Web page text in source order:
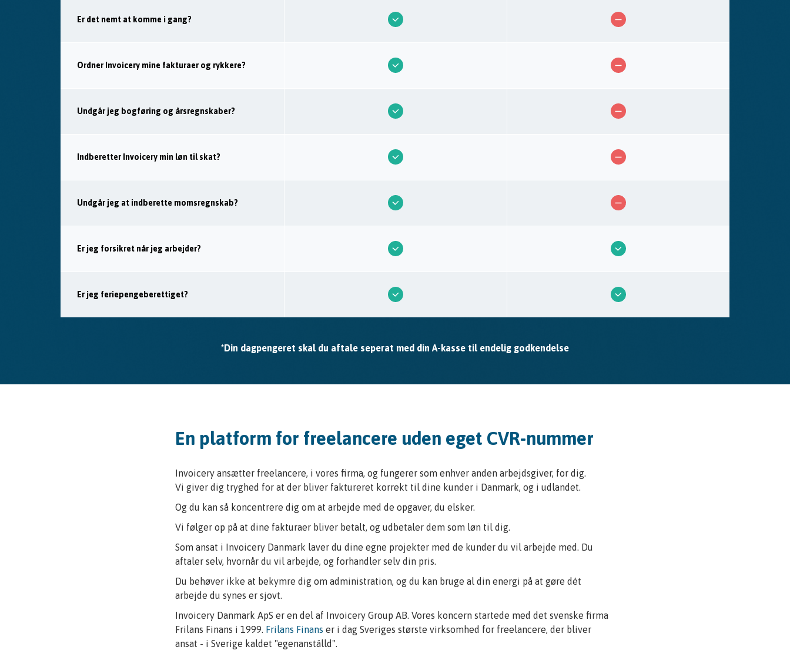
Er det nemt at komme i gang?
Ordner Invoicery mine fakturaer og rykkere?
Undgår jeg bogføring og årsregnskaber?
Indberetter Invoicery min løn til skat?
Undgår jeg at indberette momsregnskab?
Er jeg forsikret når jeg arbejder?
Er jeg feriepengeberettiget?
*Din dagpengeret skal du aftale seperat med din A-kasse til endelig godkendelse
En platform for freelancere uden eget CVR-nummer
Invoicery ansætter freelancere, i vores firma, og fungerer som enhver anden arbejdsgiver, for dig.
Vi giver dig tryghed for at der bliver faktureret korrekt til dine kunder i Danmark, og i udlandet.
Og du kan så koncentrere dig om at arbejde med de opgaver, du elsker.
Vi følger op på at dine fakturaer bliver betalt, og udbetaler dem som løn til dig.
Som ansat i Invoicery Danmark laver du dine egne projekter med de kunder du vil arbejde med. Du
aftaler selv, hvornår du vil arbejde, og forhandler selv din pris.
Du behøver ikke at bekymre dig om administration, og du kan bruge al din energi på at gøre dét
arbejde du synes er sjovt.
Invoicery Danmark ApS er en del af Invoicery Group AB. Vores koncern startede med det svenske firma
Frilans Finans i 1999. Frilans Finans er i dag Sveriges største virksomhed for freelancere, der bliver
ansat - i Sverige kaldet "egenanställd".